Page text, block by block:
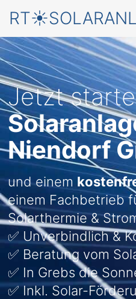
Jetzt
Niendorf
und einem
einem Fachbetrieb
Solarthermie &
✅ Unverbindlich &
✅ Beratung vom
✅ In Grebs die
✅ Inkl. Solar-